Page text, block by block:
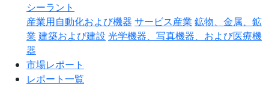
シーラント
産業用自動化および機器 サービス産業 鉱物、金属、鉱
業 建築および建設 光学機器、写真機器、および医療機
器
市場レポート
レポート一覧